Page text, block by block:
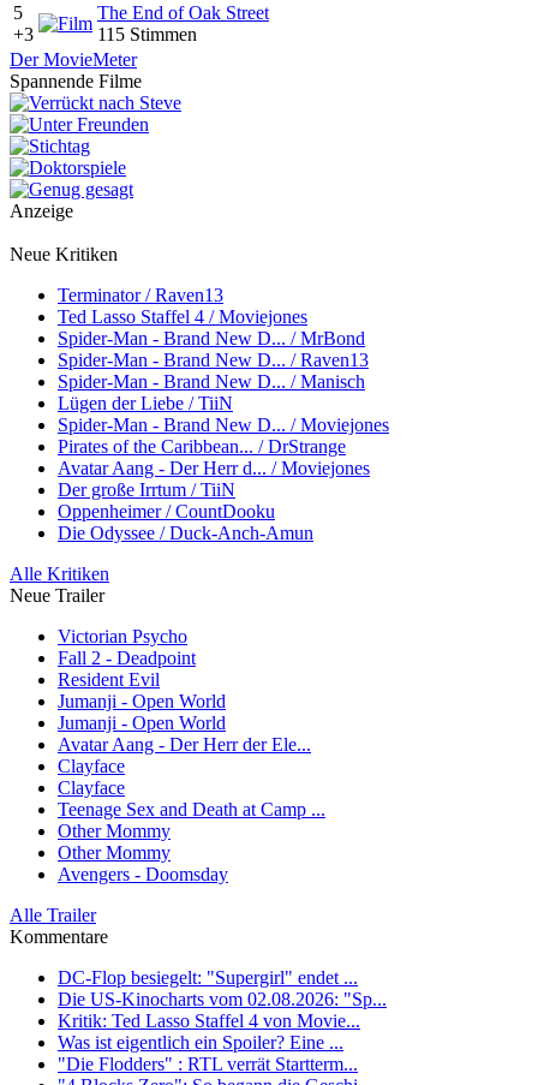
5
+3
The End of Oak Street
115 Stimmen
Der MovieMeter
Spannende Filme
Anzeige
Neue Kritiken
Terminator / Raven13
Ted Lasso Staffel 4 / Moviejones
Spider-Man - Brand New D... / MrBond
Spider-Man - Brand New D... / Raven13
Spider-Man - Brand New D... / Manisch
Lügen der Liebe / TiiN
Spider-Man - Brand New D... / Moviejones
Pirates of the Caribbean... / DrStrange
Avatar Aang - Der Herr d... / Moviejones
Der große Irrtum / TiiN
Oppenheimer / CountDooku
Die Odyssee / Duck-Anch-Amun
Alle Kritiken
Neue Trailer
Victorian Psycho
Fall 2 - Deadpoint
Resident Evil
Jumanji - Open World
Jumanji - Open World
Avatar Aang - Der Herr der Ele...
Clayface
Clayface
Teenage Sex and Death at Camp ...
Other Mommy
Other Mommy
Avengers - Doomsday
Alle Trailer
Kommentare
DC-Flop besiegelt: "Supergirl" endet ...
Die US-Kinocharts vom 02.08.2026: "Sp...
Kritik: Ted Lasso Staffel 4 von Movie...
Was ist eigentlich ein Spoiler? Eine ...
"Die Flodders" : RTL verrät Startterm...